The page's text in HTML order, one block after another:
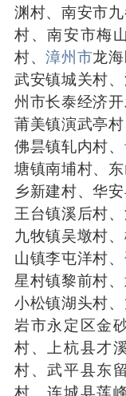
渊村、南安市
村、南安市梅
村、漳州市龙
武安镇城关村
州市长泰经济
莆美镇演武亭
佛昙镇轧内村、
塘镇南埔村、
乡新建村、华
王台镇溪后村
九牧镇吴墩村
山镇李屯洋村、
星村镇黎前村
小松镇湖头村
岩市永定区金
村、上杭县才
村、武平县东
村、连城县莲